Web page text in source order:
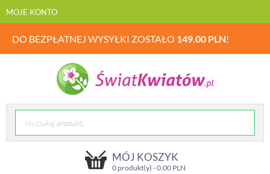
MOJE KONTO
DO BEZPŁATNEJ WYSYŁKI ZOSTAŁO 149.00 PLN!
MÓJ KOSZYK
0 produkt(y) -0.00PLN